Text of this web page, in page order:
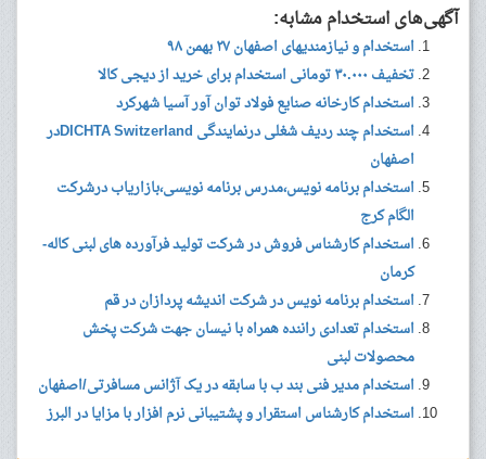
آگهی‌های استخدام مشابه:
استخدام و نیازمندیهای اصفهان ۲۷ بهمن ۹۸
تخفیف ۳۰.۰۰۰ تومانی استخدام برای خرید از دیجی کالا
استخدام کارخانه صنایع فولاد توان آور آسیا شهرکرد
استخدام چند ردیف شغلی درنمایندگی DICHTA Switzerlandدر
اصفهان
استخدام برنامه نویس،مدرس برنامه نویسی،بازاریاب درشرکت
الگام کرج
استخدام کارشناس فروش در شرکت تولید فرآورده های لبنی کاله-
کرمان
استخدام برنامه نویس در شرکت اندیشه پردازان در قم
استخدام تعدادی راننده همراه با نیسان جهت شرکت پخش
محصولات لبنی
استخدام مدیر فنی بند ب با سابقه در یک آژانس مسافرتی/اصفهان
استخدام کارشناس استقرار و پشتیبانی نرم افزار با مزایا در البرز